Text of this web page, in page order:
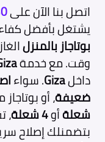
اتصل بنا الآن على
يشتغل بأفضل
بوتاجاز بالمنزل
وقت. مع خدمة
داخلGiza. سواء
ضعيفة، أو
شعلةأو4 شعلة ،
بتضمنلك إصلاح